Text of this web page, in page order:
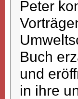
Peter
Buch
und
in ihre